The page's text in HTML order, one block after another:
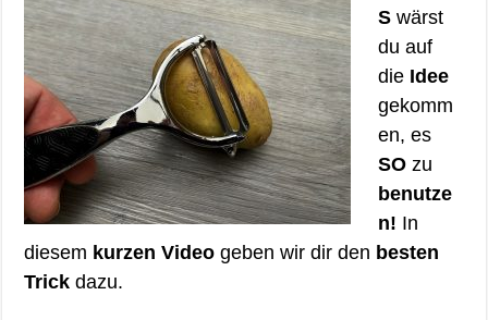
S wärst
du auf
die Idee
gekomm
en, es
SO zu
benutze
n! In
diesem kurzen Video geben wir dir den besten
Trick dazu.